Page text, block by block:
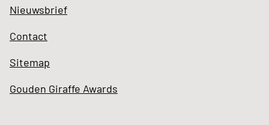
Nieuwsbrief
Contact
Sitemap
Gouden Giraffe Awards